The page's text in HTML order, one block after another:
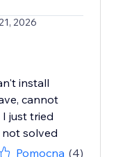
2026
install
cannot
just tried
solved
Pomocna (4)